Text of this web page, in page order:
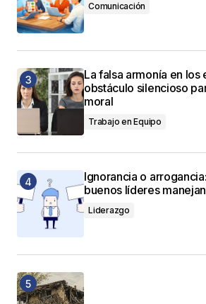
Comunicación
La falsa armonía en los
obstáculo silencioso
moral
Trabajo en Equipo
Ignorancia o
buenos líderes
Liderazgo